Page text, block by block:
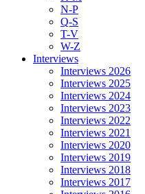
N-P
Q-S
T-V
W-Z
Interviews
Interviews 2026
Interviews 2025
Interviews 2024
Interviews 2023
Interviews 2022
Interviews 2021
Interviews 2020
Interviews 2019
Interviews 2018
Interviews 2017